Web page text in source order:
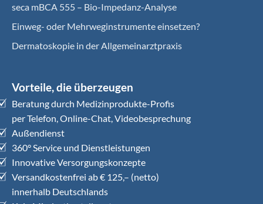
seca mBCA 555 – Bio-Impedanz-Analyse
Einweg- oder Mehrweginstrumente einsetzen?
Dermatoskopie in der Allgemeinarztpraxis
Vorteile, die überzeugen
Beratung durch Medizinprodukte-Profis
per Telefon, Online-Chat, Videobesprechung
Außendienst
360° Service und Dienstleistungen
Innovative Versorgungskonzepte
Versandkostenfrei ab € 125,– (netto)
innerhalb Deutschlands